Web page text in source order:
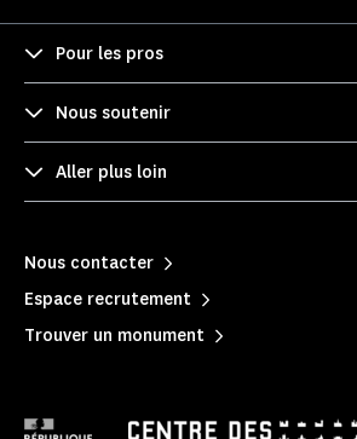
Pour les pros
Nous soutenir
Aller plus loin
Nous contacter
Espace recrutement
Trouver un monument